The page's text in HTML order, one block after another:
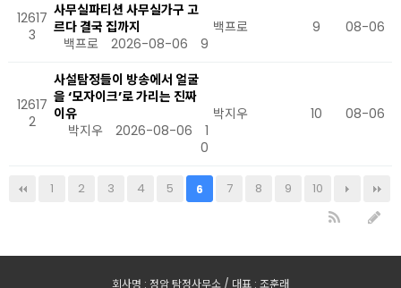
12617
3
사무실파티션 사무실가구 고
르다 결국 집까지
백프로
2026-08-06 9
백프로 9 08-06
12617
2
사설탐정들이 방송에서 얼굴
을 ‘모자이크’로 가리는 진짜
이유
박지우
2026-08-06
1
0
박지우 10 08-06
1 2 3 4 5 6 7 8 9 10
회사명 : 정암 탐정사무소 / 대표 : 조훈래